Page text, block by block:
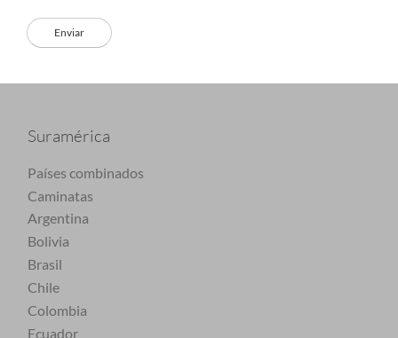
Suramérica
Países combinados
Caminatas
Argentina
Bolivia
Brasil
Chile
Colombia
Ecuador